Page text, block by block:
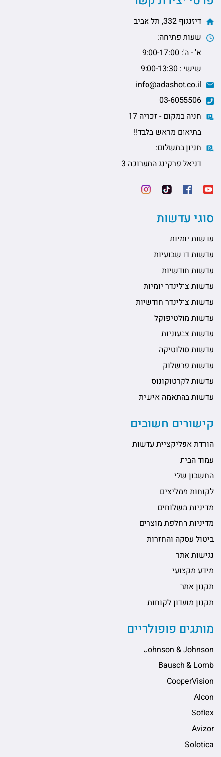
דיזנגוף 332, תל אביב
שעות פתיחה:
א' - ה': 9:00-17:00
שישי : 9:00-13:30
חניה במקום - זכריה 17
בתיאום מראש בלבד!!
חניון בתשלום:
דניאל פרקינג התערוכה 3
סוגי עדשות
עדשות יומיות
עדשות דו שבועיות
עדשות חודשיות
עדשות צילינדר יומיות
עדשות צילינדר חודשיות
עדשות מולטיפוקל
עדשות צבעוניות
עדשות סולוטיקה
עדשות פרשלוק
עדשות לקרטוקונוס
עדשות בהתאמה אישית
קישורים חשובים
הורדת אפליקציית עדשות
עמוד הבית
החשבון שלי
לקוחות ממליצים
מדיניות משלוחים
מדיניות החלפת מוצרים
ביטול עסקה והחזרות
נגישות אתר
מידע מקצועי
תקנון אתר
תקנון מועדון לקוחות
מותגים פופולריים
Johnson & Johnson
Bausch & Lomb
CooperVision
Alcon
Soflex
Avizor
Solotica